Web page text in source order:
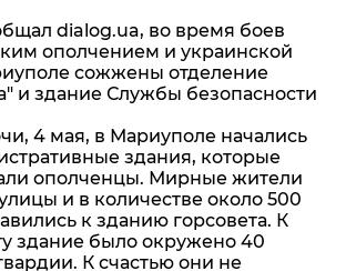
dialog.ua, во время боев
ополчением и украинской
сожжены отделение
и здание Службы безопасности
4 мая, в Мариуполе начались
здания, которые
ополченцы. Мирные жители
и в количестве около 500
к зданию горсовета. К
здание было окружено 40
К счастью они не